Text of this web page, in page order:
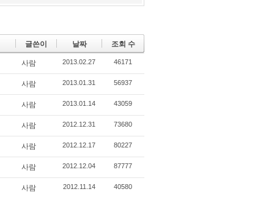
글쓴이 날짜 조회 수
사람 2013.02.27 46171
사람 2013.01.31 56937
사람 2013.01.14 43059
사람 2012.12.31 73680
사람 2012.12.17 80227
사람 2012.12.04 87777
사람 2012.11.14 40580